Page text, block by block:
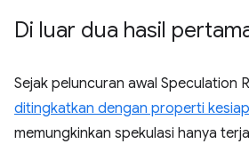
Di luar dua hasil
Sejak peluncuran awal Speculation
ditingkatkan dengan properti
memungkinkan spekulasi hanya